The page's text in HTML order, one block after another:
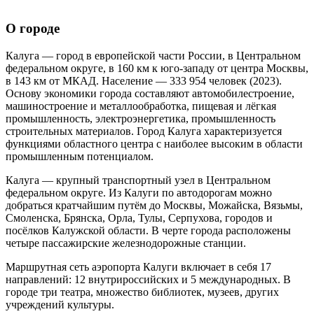
О городе
Калуга — город в европейской части России, в Центральном
федеральном округе, в 160 км к юго-западу от центра Москвы,
в 143 км от МКАД. Население — 333 954 человек (2023).
Основу экономики города составляют автомобилестроение,
машиностроение и металлообработка, пищевая и лёгкая
промышленность, электроэнергетика, промышленность
строительных материалов. Город Калуга характеризуется
функциями областного центра с наиболее высоким в области
промышленным потенциалом.
Калуга — крупный транспортный узел в Центральном
федеральном округе. Из Калуги по автодорогам можно
добраться кратчайшим путём до Москвы, Можайска, Вязьмы,
Смоленска, Брянска, Орла, Тулы, Серпухова, городов и
посёлков Калужской области. В черте города расположены
четыре пассажирские железнодорожные станции.
Маршрутная сеть аэропорта Калуги включает в себя 17
направлений: 12 внутрироссийских и 5 международных. В
городе три театра, множество библиотек, музеев, других
учреждений культуры.